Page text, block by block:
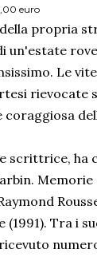
euro
propria
Le
rievocate
coraggiosa
scrittrice, ha
Memorie
Tra i